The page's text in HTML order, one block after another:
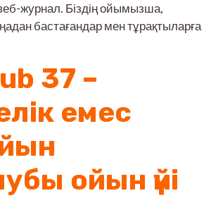
журнал. Біздің ойымызша,
бастағандар мен тұрақтыларға
37 –
емес
ойын үйі